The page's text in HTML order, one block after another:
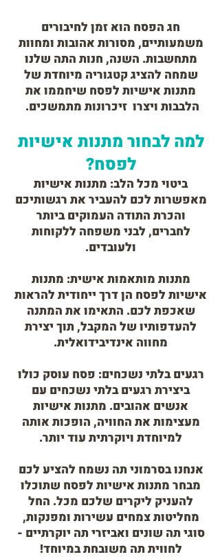
חג הפסח הוא זמן לחיבורים
משמעותיים, מסורות אהובות ומחוות
מתחשבות. השנה, חנות התה שלנו
שמחה להציג קטגוריה מיוחדת של
מתנות אישיות לפסח שיחממו את
הלבבות ויצרו זיכרונות מתמשכים.
למה לבחור מתנות אישיות
לפסח?
ביטוי מכל הלב: מתנות אישיות
מאפשרות לכם להעביר את רגשותיכם
והכרת התודה העמוקים ביותר
לחברים, לבני משפחה ללקוחות
ולעובדים.
מתנות מותאמות אישית: מתנות
אישיות לפסח הן דרך ייחודית להראות
שאכפת לכם. התאימו את המתנה
להעדפותיו של המקבל, תוך יצירת
מחווה אינדיבידואלית.
רגעים בלתי נשכחים: פסח עוסק כולו
ביצירת רגעים בלתי נשכחים עם
אנשים אהובים. מתנות אישיות
מעצימות את החוויה, הופכות אותה
למיוחדת ויוקרתית עוד יותר.
אנחנו בסרמוני תה נשמח להציע לכם
מבחר מתנות אישיות לפסח שתוכלו
להעניק ליקרים שלכם מכל. החל
מחליטות צמחים עשירות ומפנקות,
סוגי תה שונים ואביזרי תה יוקרתיים -
לחווית תה משובחת במיוחד!